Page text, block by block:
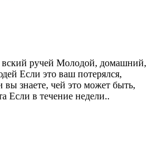
ручей Молодой, домашний,
Если это ваш потерялся,
знаете, чей это может быть,
Если в течение недели..